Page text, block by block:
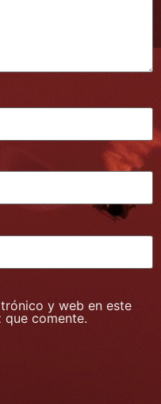
y web en este
comente.